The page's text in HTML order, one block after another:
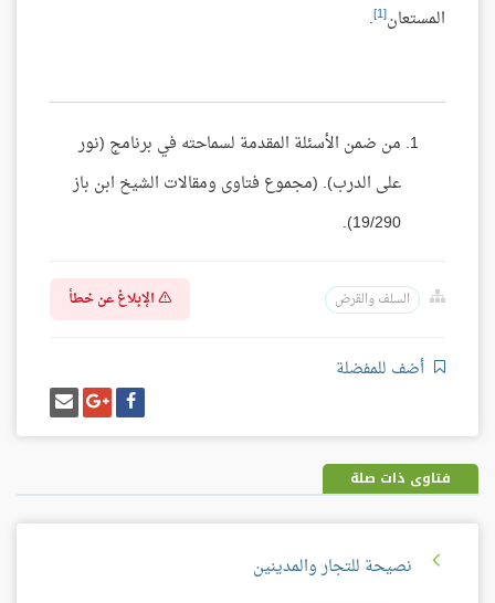
المستعان[1]
.
من ضمن الأسئلة المقدمة لسماحته في برنامج (نور
على الدرب). (مجموع فتاوى ومقالات الشيخ ابن باز
19/290).
السلف والقرض الإبلاغ عن خطأ
أضف للمفضلة
شارك
على
فيسبوك
شارك
على
غوغل
بلس
إرسل
إيميل
فتاوى ذات صلة
نصيحة للتجار والمدينين